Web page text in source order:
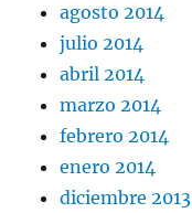
agosto 2014
julio 2014
abril 2014
marzo 2014
febrero 2014
enero 2014
diciembre 2013